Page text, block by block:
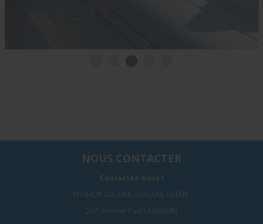
NOUS CONTACTER
Contactez-nous !
MYSHOP SOLAIRE - GALAXIE GREEN
297, Avenue Paul LANGEVIN